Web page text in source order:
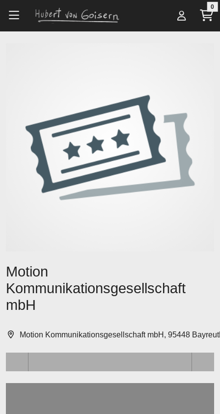
Zum Hauptinhalt springen 0
Alle Artikel
Veranstalter*innen
Motion
Kommunikationsgesellschaft
mbH
Motion Kommunikationsgesellschaft mbH, 95448